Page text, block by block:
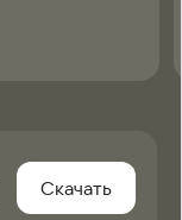
Скачать